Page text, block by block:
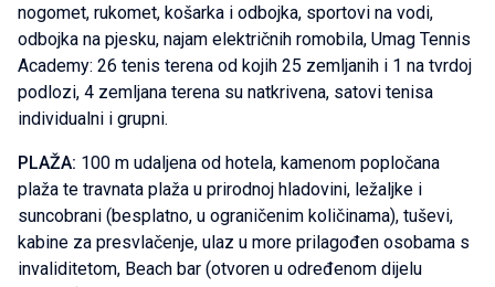
nogomet, rukomet, košarka i odbojka, sportovi na vodi,
odbojka na pjesku, najam električnih romobila, Umag Tennis
Academy: 26 tenis terena od kojih 25 zemljanih i 1 na tvrdoj
podlozi, 4 zemljana terena su natkrivena, satovi tenisa
individualni i grupni.
PLAŽA: 100 m udaljena od hotela, kamenom popločana
plaža te travnata plaža u prirodnoj hladovini, ležaljke i
suncobrani (besplatno, u ograničenim količinama), tuševi,
kabine za presvlačenje, ulaz u more prilagođen osobama s
invaliditetom, Beach bar (otvoren u određenom dijelu